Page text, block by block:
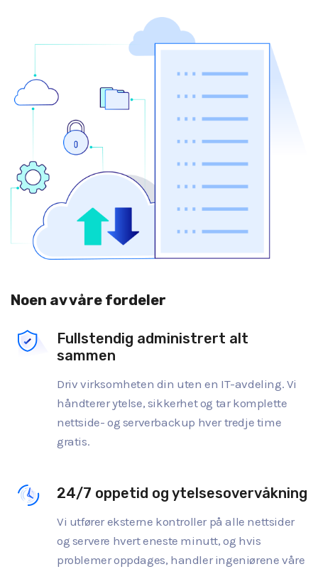
Noen av våre fordeler
Fullstendig administrert alt
sammen
Driv virksomheten din uten en IT-avdeling. Vi
håndterer ytelse, sikkerhet og tar komplette
nettside- og serverbackup hver tredje time
gratis.
24/7 oppetid og ytelsesovervåkning
Vi utfører eksterne kontroller på alle nettsider
og servere hvert eneste minutt, og hvis
problemer oppdages, handler ingeniørene våre